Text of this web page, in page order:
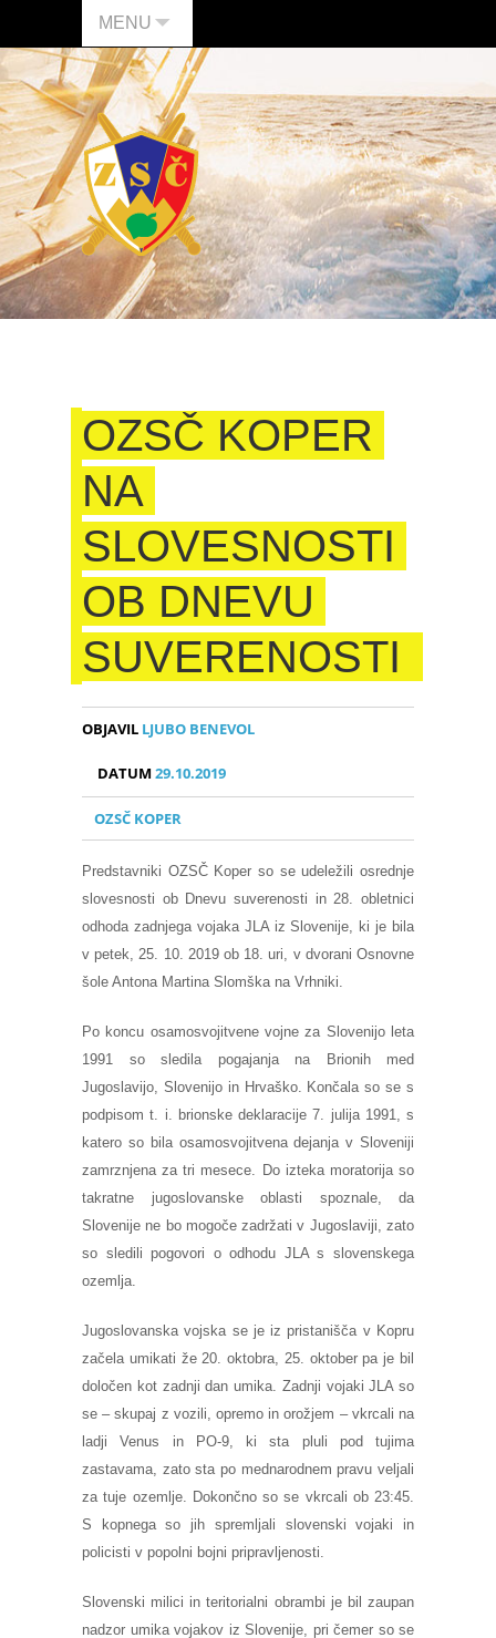
MENU
OZSČ KOPER
NA
SLOVESNOSTI
OB DNEVU
SUVERENOSTI
OBJAVIL LJUBO BENEVOL
DATUM29.10.2019
OZSČ KOPER
Predstavniki OZSČ Koper so se udeležili osrednje
slovesnosti ob Dnevu suverenosti in 28. obletnici
odhoda zadnjega vojaka JLA iz Slovenije, ki je bila
v petek, 25. 10. 2019 ob 18. uri, v dvorani Osnovne
šole Antona Martina Slomška na Vrhniki.
Po koncu osamosvojitvene vojne za Slovenijo leta
1991 so sledila pogajanja na Brionih med
Jugoslavijo, Slovenijo in Hrvaško. Končala so se s
podpisom t. i. brionske deklaracije 7. julija 1991, s
katero so bila osamosvojitvena dejanja v Sloveniji
zamrznjena za tri mesece. Do izteka moratorija so
takratne jugoslovanske oblasti spoznale, da
Slovenije ne bo mogoče zadržati v Jugoslaviji, zato
so sledili pogovori o odhodu JLA s slovenskega
ozemlja.
Jugoslovanska vojska se je iz pristanišča v Kopru
začela umikati že 20. oktobra, 25. oktober pa je bil
določen kot zadnji dan umika. Zadnji vojaki JLA so
se – skupaj z vozili, opremo in orožjem – vkrcali na
ladji Venus in PO-9, ki sta pluli pod tujima
zastavama, zato sta po mednarodnem pravu veljali
za tuje ozemlje. Dokončno so se vkrcali ob 23:45.
S kopnega so jih spremljali slovenski vojaki in
policisti v popolni bojni pripravljenosti.
Slovenski milici in teritorialni obrambi je bil zaupan
nadzor umika vojakov iz Slovenije, pri čemer so se